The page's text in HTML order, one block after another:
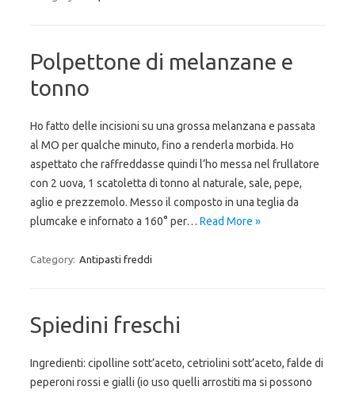
Polpettone di melanzane e
tonno
Ho fatto delle incisioni su una grossa melanzana e passata
al MO per qualche minuto, fino a renderla morbida. Ho
aspettato che raffreddasse quindi l’ho messa nel frullatore
con 2 uova, 1 scatoletta di tonno al naturale, sale, pepe,
aglio e prezzemolo. Messo il composto in una teglia da
plumcake e infornato a 160° per… Read More »
Category: Antipasti freddi
Spiedini freschi
Ingredienti: cipolline sott’aceto, cetriolini sott’aceto, falde di
peperoni rossi e gialli (io uso quelli arrostiti ma si possono